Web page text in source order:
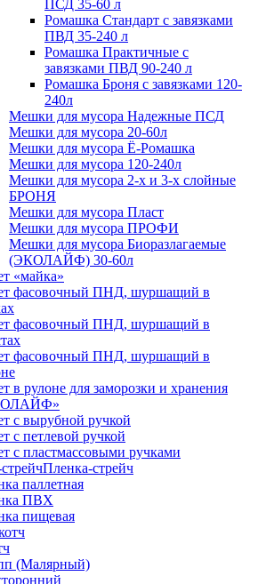
ПСД 35-60 л
Ромашка Стандарт с завязками
ПВД 35-240 л
Ромашка Практичные с
завязками ПВД 90-240 л
Ромашка Броня с завязками 120-
240л
Мешки для мусора Надежные ПСД
Мешки для мусора 20-60л
Мешки для мусора Ё-Ромашка
Мешки для мусора 120-240л
Мешки для мусора 2-х и 3-х слойные
БРОНЯ
Мешки для мусора Пласт
Мешки для мусора ПРОФИ
Мешки для мусора Биоразлагаемые
(ЭКОЛАЙФ) 30-60л
«майка»
фасовочный ПНД, шуршащий в
фасовочный ПНД, шуршащий в
фасовочный ПНД, шуршащий в
в рулоне для заморозки и хранения
с вырубной ручкой
с петлевой ручкой
с пластмассовыми ручками
Пленка-стрейч
паллетная
ПВХ
пищевая
(Малярный)